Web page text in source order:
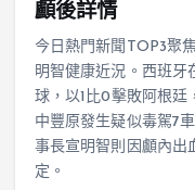
顱後詳情
今日熱門新聞TOP3聚
明智健康近況。西班
球，以1比0擊敗阿根廷
中豐原發生疑似毒駕7
事長宣明智則因顱內出
定。